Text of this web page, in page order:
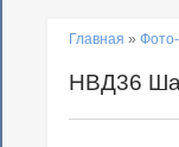
Главная » Фото-
НВД36